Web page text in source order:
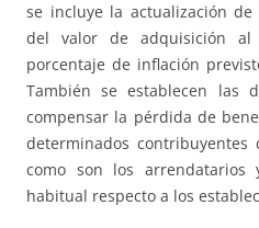
se incluye la actualización de
del valor de adquisición
porcentaje de inflación
También se establecen las
compensar la pérdida de
determinados contribuyentes
como son los arrendatarios
habitual respecto a los